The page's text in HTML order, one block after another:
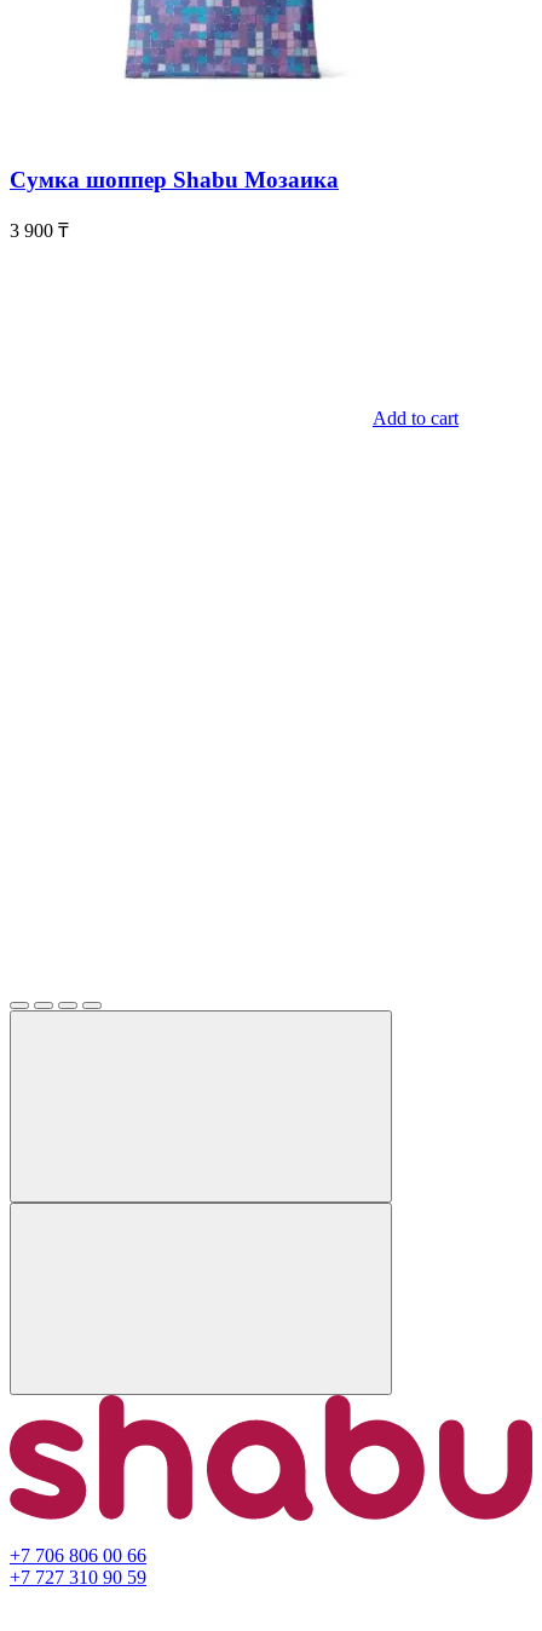
Сумка шоппер Shabu Мозаика
3 900 ₸
Add to cart
+7 706 806 00 66
+7 727 310 90 59